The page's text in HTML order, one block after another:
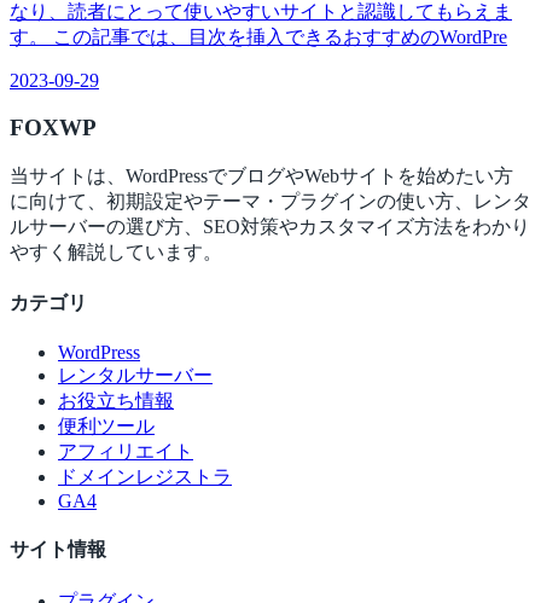
なり、読者にとって使いやすいサイトと認識してもらえま
す。 この記事では、目次を挿入できるおすすめのWordPre
2023-09-29
FOXWP
当サイトは、WordPressでブログやWebサイトを始めたい方
に向けて、初期設定やテーマ・プラグインの使い方、レンタ
ルサーバーの選び方、SEO対策やカスタマイズ方法をわかり
やすく解説しています。
カテゴリ
WordPress
レンタルサーバー
お役立ち情報
便利ツール
アフィリエイト
ドメインレジストラ
GA4
サイト情報